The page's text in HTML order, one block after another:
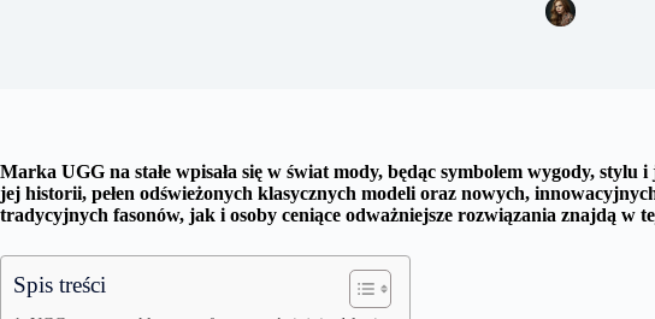
Marka UGG na stałe wpisała się w świat mody, będąc symbolem wygody, stylu
jej historii, pełen odświeżonych klasycznych modeli oraz nowych,
tradycyjnych fasonów, jak i osoby ceniące odważniejsze rozwiązania znajdą w
Spis treści